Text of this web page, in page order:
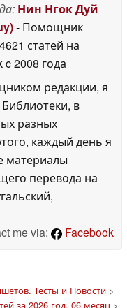
Нин Нгок Дуй
- Помощник
статей на
c 2008 года
редакции, я
в
разных
каждый день я
материалы
перевода на
me via:
Facebook
Тесты и Новости>
за 2026 год, 06 месяц >